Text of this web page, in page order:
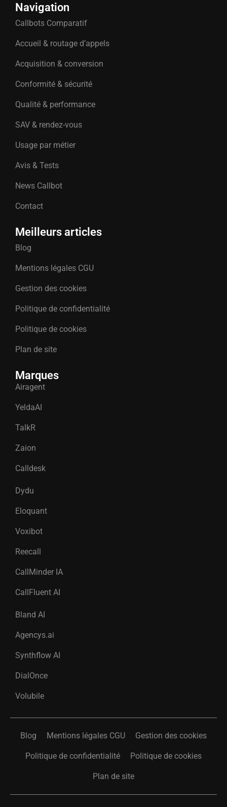
Navigation
Callbots Comparatif
Accueil & routage d’appels
Acquisition & conversion
Conformité & sécurité
Qualité & performance
SAV & rendez-vous
Usage par métier
Avis & Tests
News Callbot
Contact
Meilleurs articles
Blog
Mentions légales CGU
Gestion des cookies
Politique de confidentialité
Politique de cookies
Plan de site
Marques
Airagent
YeldaAI
TalkR
Zaion
Calldesk
Dydu
Eloquant
Voxibot
Reecall
CallMinder IA
CallFluent AI
Bland AI
Agencys.ai
Synthflow AI
DialOnce
Volubile
Blog Mentions légales CGU Gestion des cookies
Politique de confidentialité Politique de cookies
Plan de site